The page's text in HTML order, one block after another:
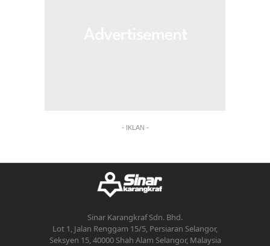
- IKLAN -
Sinar Karangkraf Sdn. Bhd.
Lot 1, Jalan Renggam 15/5, Persiaran Selangor,
Seksyen 15, 40000 Shah Alam Selangor, Malaysia